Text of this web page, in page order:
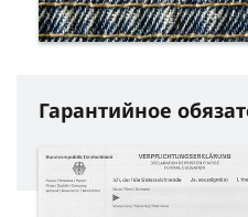
Гарантийное